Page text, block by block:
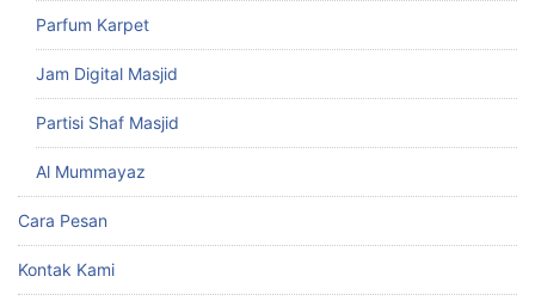
Parfum Karpet
Jam Digital Masjid
Partisi Shaf Masjid
Al Mummayaz
Cara Pesan
Kontak Kami